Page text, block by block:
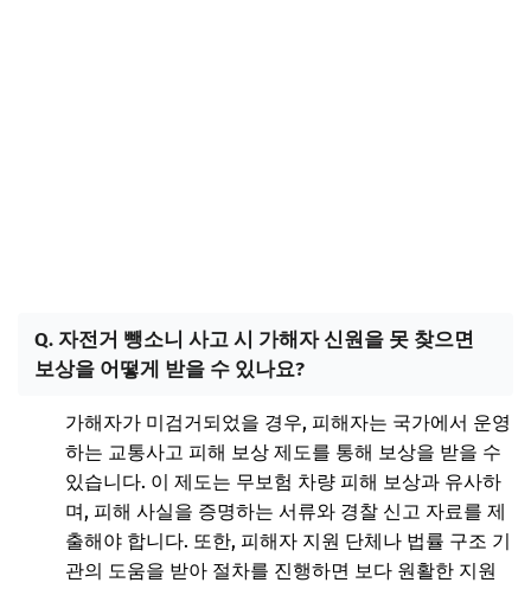
Q. 자전거 뺑소니 사고 시 가해자 신원을 못 찾으면
보상을 어떻게 받을 수 있나요?
가해자가 미검거되었을 경우, 피해자는 국가에서 운영
하는 교통사고 피해 보상 제도를 통해 보상을 받을 수
있습니다. 이 제도는 무보험 차량 피해 보상과 유사하
며, 피해 사실을 증명하는 서류와 경찰 신고 자료를 제
출해야 합니다. 또한, 피해자 지원 단체나 법률 구조 기
관의 도움을 받아 절차를 진행하면 보다 원활한 지원